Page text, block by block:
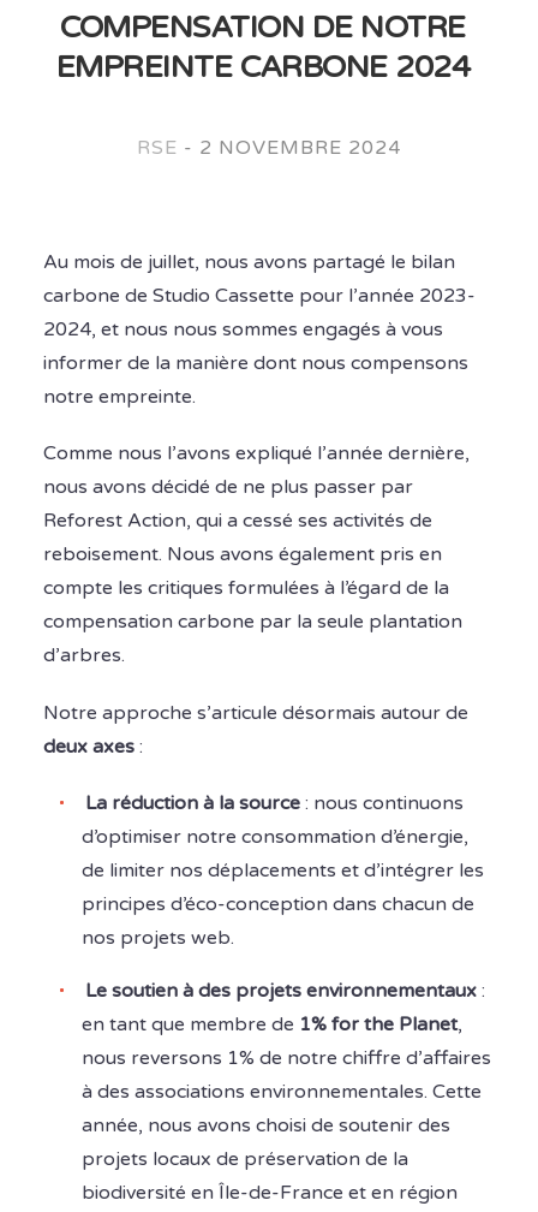
COMPENSATION DE NOTRE
EMPREINTE CARBONE 2024
RSE - 2 NOVEMBRE 2024
Au mois de juillet, nous avons partagé le bilan
carbone de Studio Cassette pour l’année 2023-
2024, et nous nous sommes engagés à vous
informer de la manière dont nous compensons
notre empreinte.
Comme nous l’avons expliqué l’année dernière,
nous avons décidé de ne plus passer par
Reforest Action, qui a cessé ses activités de
reboisement. Nous avons également pris en
compte les critiques formulées à l’égard de la
compensation carbone par la seule plantation
d’arbres.
Notre approche s’articule désormais autour de
deux axes :
La réduction à la source : nous continuons
d’optimiser notre consommation d’énergie,
de limiter nos déplacements et d’intégrer les
principes d’éco-conception dans chacun de
nos projets web.
Le soutien à des projets environnementaux :
en tant que membre de 1% for the Planet,
nous reversons 1% de notre chiffre d’affaires
à des associations environnementales. Cette
année, nous avons choisi de soutenir des
projets locaux de préservation de la
biodiversité en Île-de-France et en région